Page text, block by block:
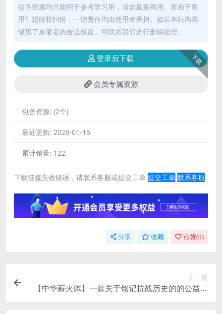
提供资源均只能用于参考学习用，请勿直接商用。若由于商
用引起版权纠纷，一切责任均由使用者承担。如若本站内容
侵犯了原著者的合法权益，可联系我们进行删除处理。
下载
登录后下载
会员专属资源
包含资源: (2个)
最近更新: 2026-01-16
累计销量: 122
下载链接失效错误，请联系客服或提交工单 提交工单 联系客服
分享 收藏 点赞(0)
上一篇
【中华薪火体】一款关于铭记抗战历史的的公益纪